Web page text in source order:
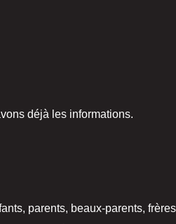
déjà les informations.
parents, beaux-parents,